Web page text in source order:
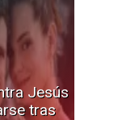
Jesús
tras